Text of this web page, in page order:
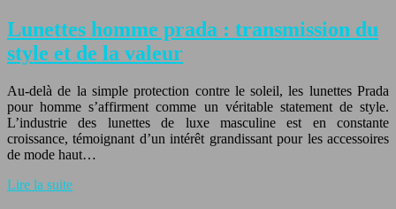
Lunettes homme prada : transmission du
style et de la valeur
Au-delà de la simple protection contre le soleil, les lunettes Prada
pour homme s’affirment comme un véritable statement de style.
L’industrie des lunettes de luxe masculine est en constante
croissance, témoignant d’un intérêt grandissant pour les accessoires
de mode haut…
Lire la suite